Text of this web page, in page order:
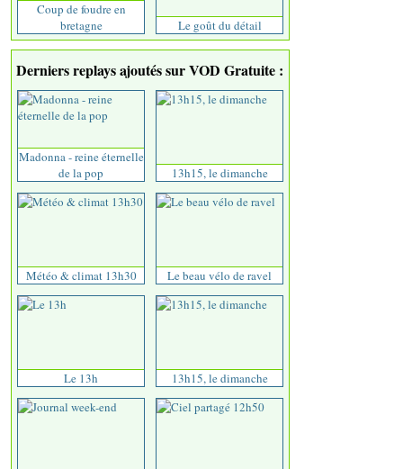
Coup de foudre en
bretagne
Le goût du détail
Derniers replays ajoutés sur VOD Gratuite :
Madonna - reine éternelle
de la pop
13h15, le dimanche
Météo & climat 13h30 Le beau vélo de ravel
Le 13h 13h15, le dimanche